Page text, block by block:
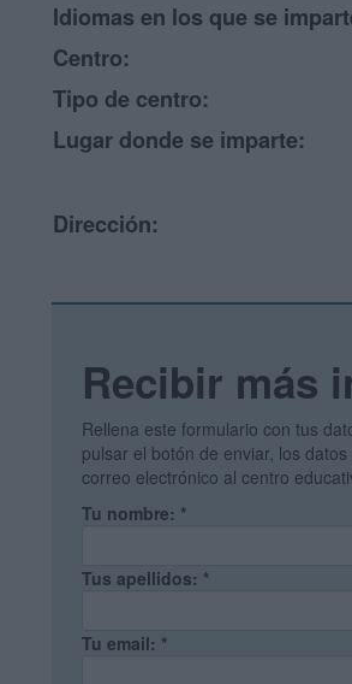
Idiomas en los que se
Centro:
Tipo de centro:
Lugar donde se imparte:
Dirección:
Recibir más
Rellena este formulario con tus
pulsar el botón de enviar, los
correo electrónico al centro
Tu nombre: *
Tus apellidos: *
Tu email: *